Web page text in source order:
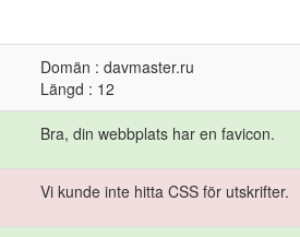
Domän : davmaster.ru
Längd : 12
Bra, din webbplats har en favicon.
Vi kunde inte hitta CSS för utskrifter.